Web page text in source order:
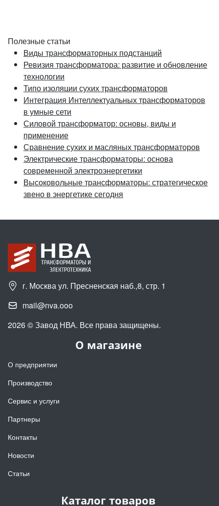
Полезные статьи
Виды трансформаторных подстанций
Ревизия трансформатора: развитие и обновление
технологии
Типо изоляции сухих трансформаторов
Интеграция Интеллектуальных трансформаторов
в умные сети
Силовой трансформатор: основы, виды и
применение
Сравнение сухих и масляных трансформаторов
Электрические трансформаторы: основа
современной электроэнергетики
Высоковольные трансформаторы: стратегическое
звено в энергетике сегодня
О магазине
О предприятии
Производство
Сервис и услуги
Партнеры
Контакты
Новости
Статьи
Каталог товаров
г. Москва ул. Пресненская наб.,8, стр. 1
mail@nva.ooo
2026 © Завод НВА. Все права защищены.